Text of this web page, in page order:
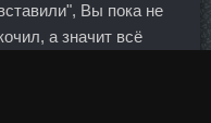
Вы пока не
а значит всё